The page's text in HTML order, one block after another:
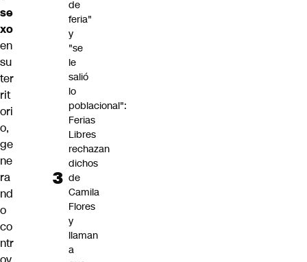
se
xo
en
su
ter
rit
ori
o,
ge
ne
ra
nd
o
co
ntr
de
feria"
y
"se
le
salió
lo
poblacional":
Ferias
Libres
rechazan
dichos
de
Camila
Flores
y
llaman
a